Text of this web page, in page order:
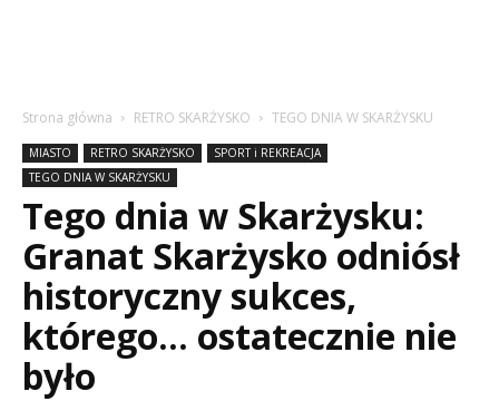
Strona główna RETRO SKARŻYSKO TEGO DNIA W SKARŻYSKU
MIASTO RETRO SKARŻYSKO
SPORT i REKREACJA
TEGO DNIA W SKARŻYSKU
Tego dnia w Skarżysku:
Granat Skarżysko odniósł
historyczny sukces,
którego… ostatecznie nie
było